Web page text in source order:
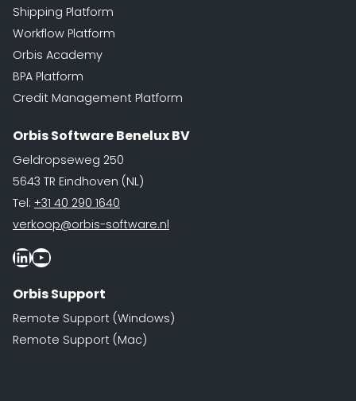
Shipping Platform
Workflow Platform
Orbis Academy
BPA Platform
Credit Management Platform
Orbis Software Benelux BV
Geldropseweg 250
5643 TR Eindhoven (NL)
Tel: +31 40 290 1640
verkoop@orbis-software.nl
LinkedIn
Youtube
Orbis Support
Remote Support (Windows)
Remote Support (Mac)